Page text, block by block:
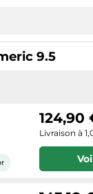
9.5
124,90
Livraison à